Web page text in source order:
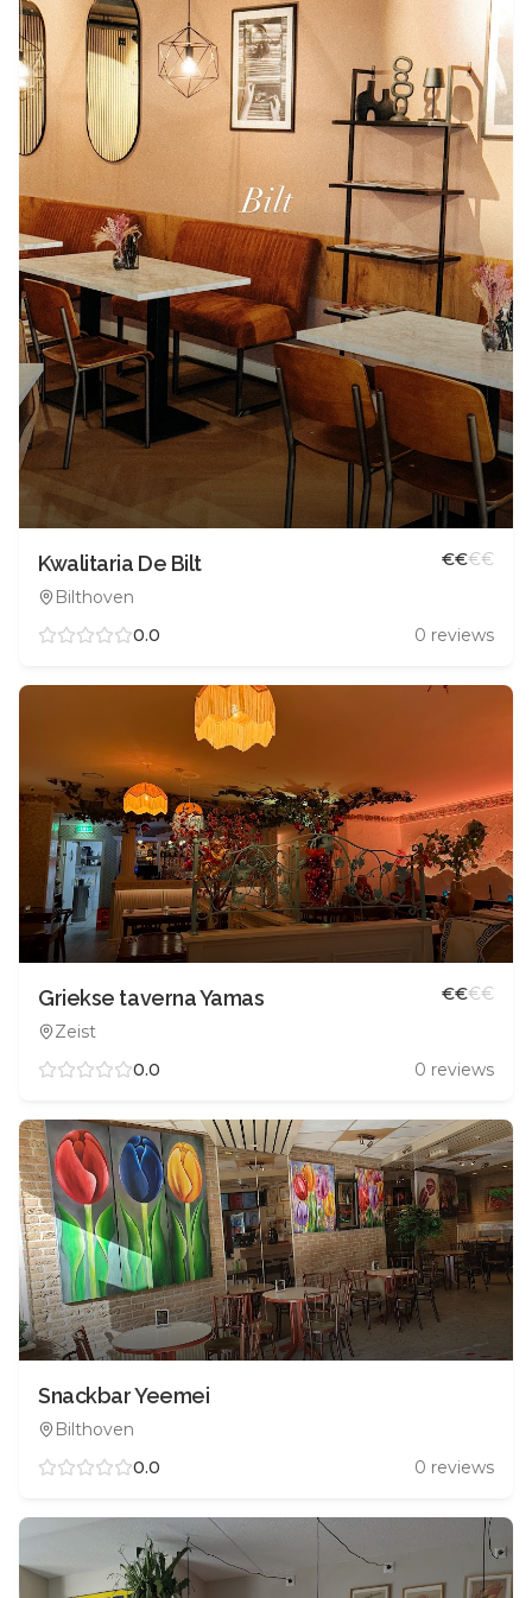
Kwalitaria De Bilt
Bilthoven
€€€€
0.0 0 reviews
Griekse taverna Yamas
Zeist
€€€€
0.0 0 reviews
Snackbar Yeemei
Bilthoven
0.0
0 reviews